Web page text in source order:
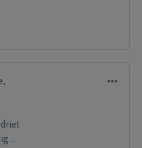
...